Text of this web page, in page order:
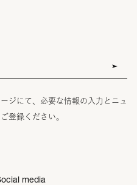
ジにて、必要な情報の入力とニュ
登録ください。
media